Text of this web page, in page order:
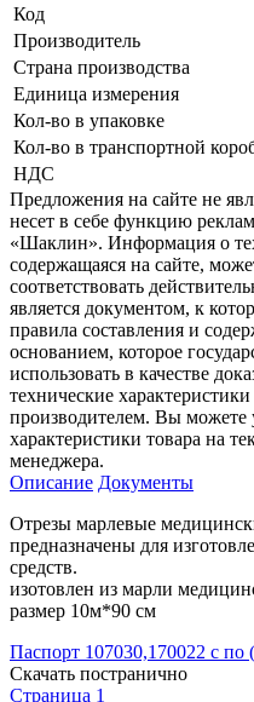
Код
Производитель
Страна производства
Единица измерения
Кол-во в упаковке
Кол-во в транспортной
НДС
Предложения на сайте не
несет в себе функцию
«Шаклин». Информация о
содержащаяся на сайте,
соответствовать
является документом, к
правила составления и
основанием, которое
использовать в качестве
технические
производителем. Вы можете
характеристики товара на
менеджера.
Описание Документы
Отрезы марлевые
предназначены для
средств.
изотовлен из марли
размер 10м*90 см
Паспорт 107030,170022 с по
Скачать постранично
Страница 1